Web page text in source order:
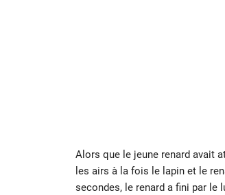
Alors que le jeune renard avait
les airs à la fois le lapin et le
secondes, le renard a fini par le